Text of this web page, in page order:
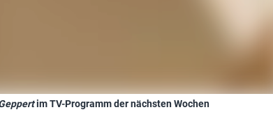
im TV-Programm der nächsten Wochen